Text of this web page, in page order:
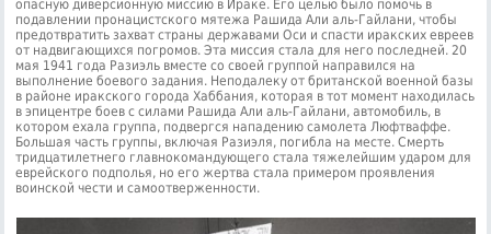
опасную диверсионную миссию в Ираке. Его целью было помочь в
подавлении пронацистского мятежа Рашида Али аль-Гайлани, чтобы
предотвратить захват страны державами Оси и спасти иракских евреев
от надвигающихся погромов. Эта миссия стала для него последней. 20
мая 1941 года Разиэль вместе со своей группой направился на
выполнение боевого задания. Неподалеку от британской военной базы
в районе иракского города Хаббания, которая в тот момент находилась
в эпицентре боев с силами Рашида Али аль-Гайлани, автомобиль, в
котором ехала группа, подвергся нападению самолета Люфтваффе.
Большая часть группы, включая Разиэля, погибла на месте. Смерть
тридцатилетнего главнокомандующего стала тяжелейшим ударом для
еврейского подполья, но его жертва стала примером проявления
воинской чести и самоотверженности.